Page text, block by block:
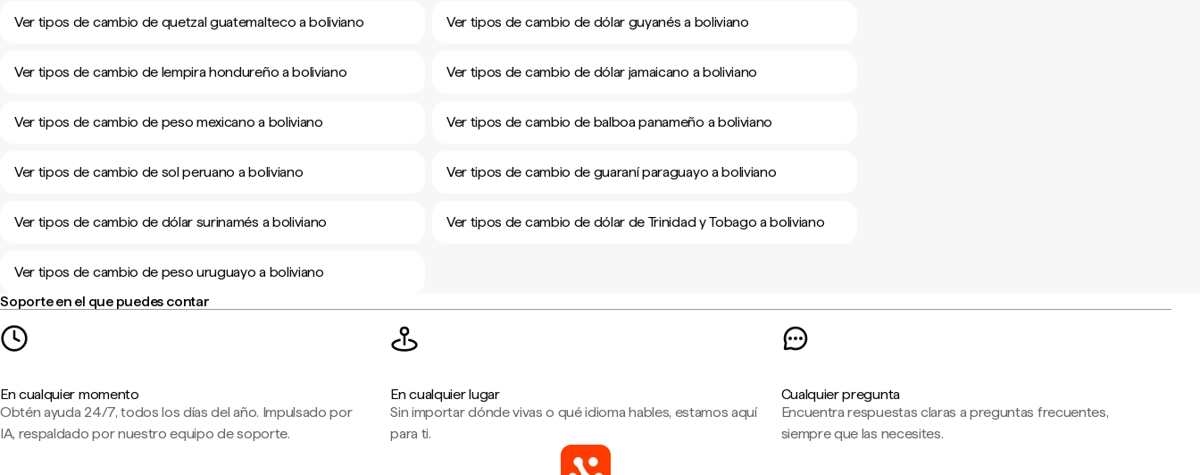
Ver tipos de cambio de quetzal guatemalteco a boliviano Ver tipos de cambio de dólar guyanés a boliviano
Ver tipos de cambio de lempira hondureño a boliviano Ver tipos de cambio de dólar jamaicano a boliviano
Ver tipos de cambio de peso mexicano a boliviano Ver tipos de cambio de balboa panameño a boliviano
Ver tipos de cambio de sol peruano a boliviano Ver tipos de cambio de guaraní paraguayo a boliviano
Ver tipos de cambio de dólar surinamés a boliviano Ver tipos de cambio de dólar de Trinidad y Tobago a boliviano
Ver tipos de cambio de peso uruguayo a boliviano
Soporte en el que puedes contar
En cualquier momento
Obtén ayuda 24/7, todos los días del año. Impulsado por
IA, respaldado por nuestro equipo de soporte.
En cualquier lugar
Sin importar dónde vivas o qué idioma hables, estamos aquí
para ti.
Cualquier pregunta
Encuentra respuestas claras a preguntas frecuentes,
siempre que las necesites.